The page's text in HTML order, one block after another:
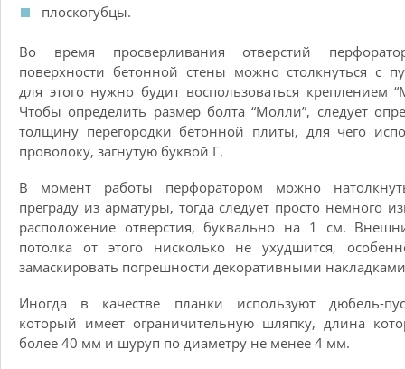
плоскогубцы.
Во время просверливания отверстий
поверхности бетонной стены можно столкнуться с
для этого нужно будит воспользоваться креплением
Чтобы определить размер болта “Молли”, следует
толщину перегородки бетонной плиты, для чего
проволоку, загнутую буквой Г.
В момент работы перфоратором можно
преграду из арматуры, тогда следует просто немного
расположение отверстия, буквально на 1 см.
потолка от этого нисколько не ухудшится,
замаскировать погрешности декоративными
Иногда в качестве планки используют дюбель-
который имеет ограничительную шляпку, длина
более 40 мм и шуруп по диаметру не менее 4 мм.